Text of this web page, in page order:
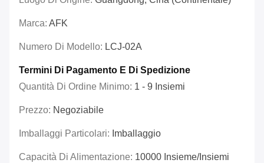
Marca: AFK
Numero Di Modello: LCJ-02A
Termini Di Pagamento E Di Spedizione
Quantità Di Ordine Minimo: 1 - 9 Insiemi
Prezzo: Negoziabile
Imballaggi Particolari: Imballaggio
Capacità Di Alimentazione: 10000 Insieme/insiemi